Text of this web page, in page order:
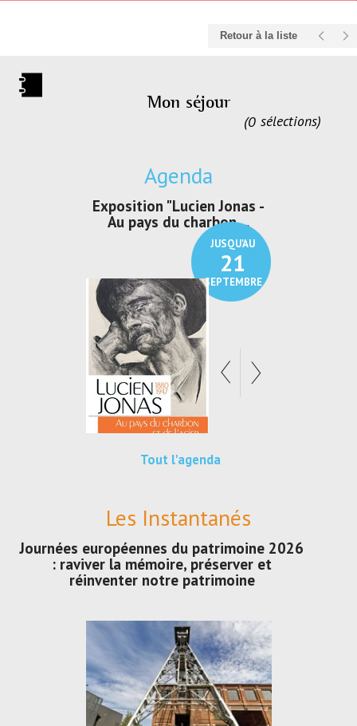
Retour à la liste
Mon séjour
sélections
0
Agenda
JUSQU'AU
21
SEPTEMBRE
Exposition "Lucien Jonas -
Au pays du charbon ...
Tout l'agenda
Les Instantanés
Journées européennes du patrimoine 2026
: raviver la mémoire, préserver et
réinventer notre patrimoine